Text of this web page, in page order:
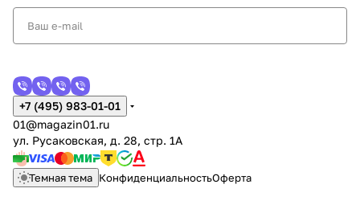
+7 (495) 983-01-01
01@magazin01.ru
ул. Русаковская, д. 28, стр. 1А
Темная тема КонфиденциальностьОферта